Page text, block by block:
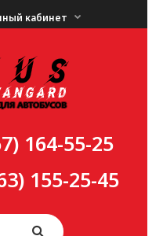
кабинет
164-55-25
155-25-45